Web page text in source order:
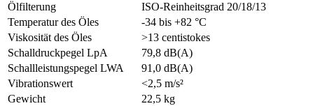
Ölfilterung
ISO-Reinheitsgrad 20/18/13
Temperatur des Öles
-34 bis +82 °C
Viskosität des Öles
>13 centistokes
Schalldruckpegel LpA
79,8 dB(A)
Schallleistungspegel LWA
91,0 dB(A)
Vibrationswert
<2,5 m/s²
Gewicht
22,5 kg